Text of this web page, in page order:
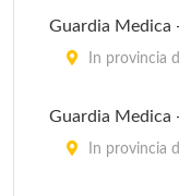
Guardia Medica
In provincia
Guardia Medica
In provincia